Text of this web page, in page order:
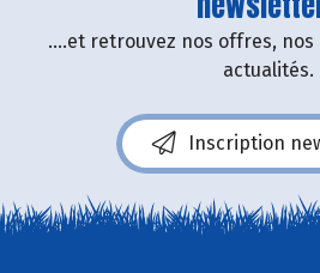
....et retrouvez nos offres,
actualités.
Inscription